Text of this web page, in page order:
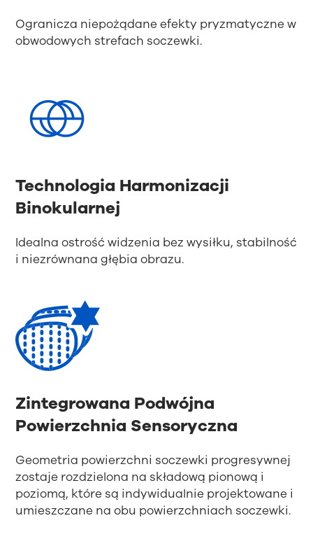
Ogranicza niepożądane efekty pryzmatyczne w
obwodowych strefach soczewki.
Technologia Harmonizacji
Binokularnej
Idealna ostrość widzenia bez wysiłku, stabilność
i niezrównana głębia obrazu.
Zintegrowana Podwójna
Powierzchnia Sensoryczna
Geometria powierzchni soczewki progresywnej
zostaje rozdzielona na składową pionową i
poziomą, które są indywidualnie projektowane i
umieszczane na obu powierzchniach soczewki.